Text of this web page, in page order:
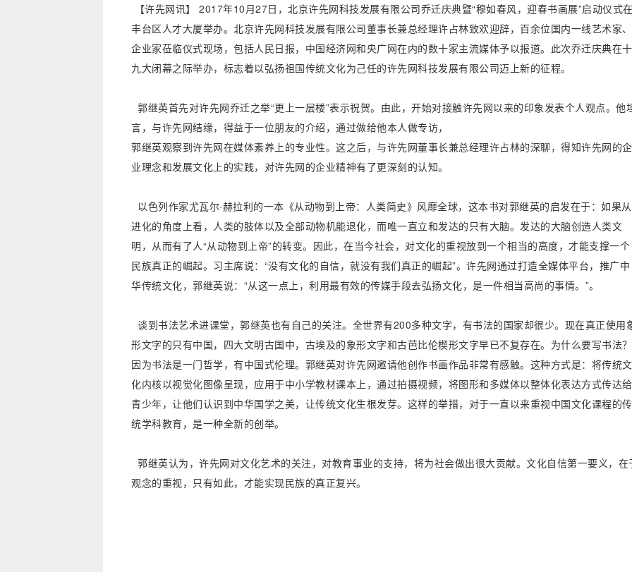
【许先网讯】 2017年10月27日，北京许先网科技发展有限公司乔迁庆典暨“穆如春风，迎春书画展”启动仪式在
丰台区人才大厦举办。北京许先网科技发展有限公司董事长兼总经理许占林致欢迎辞，百余位国内一线艺术家、
企业家莅临仪式现场，包括人民日报，中国经济网和央广网在内的数十家主流媒体予以报道。此次乔迁庆典在十
九大闭幕之际举办，标志着以弘扬祖国传统文化为己任的许先网科技发展有限公司迈上新的征程。
郭继英首先对许先网乔迁之举“更上一层楼”表示祝贺。由此，开始对接触许先网以来的印象发表个人观点。他
言，与许先网结缘，得益于一位朋友的介绍，通过做给他本人做专访，
郭继英观察到许先网在媒体素养上的专业性。这之后，与许先网董事长兼总经理许占林的深聊，得知许先网的企
业理念和发展文化上的实践，对许先网的企业精神有了更深刻的认知。
以色列作家尤瓦尔·赫拉利的一本《从动物到上帝：人类简史》风靡全球，这本书对郭继英的启发在于：如果从
进化的角度上看，人类的肢体以及全部动物机能退化，而唯一直立和发达的只有大脑。发达的大脑创造人类文
明，从而有了人“从动物到上帝”的转变。因此，在当今社会，对文化的重视放到一个相当的高度，才能支撑一个
民族真正的崛起。习主席说：“没有文化的自信，就没有我们真正的崛起”。许先网通过打造全媒体平台，推广中
华传统文化，郭继英说：“从这一点上，利用最有效的传媒手段去弘扬文化，是一件相当高尚的事情。”。
谈到书法艺术进课堂，郭继英也有自己的关注。全世界有200多种文字，有书法的国家却很少。现在真正使用
形文字的只有中国，四大文明古国中，古埃及的象形文字和古芭比伦楔形文字早已不复存在。为什么要写书法？
因为书法是一门哲学，有中国式伦理。郭继英对许先网邀请他创作书画作品非常有感触。这种方式是：将传统文
化内核以视觉化图像呈现，应用于中小学教材课本上，通过拍摄视频，将图形和多媒体以整体化表达方式传达给
青少年，让他们认识到中华国学之美，让传统文化生根发芽。这样的举措，对于一直以来重视中国文化课程的传
统学科教育，是一种全新的创举。
郭继英认为，许先网对文化艺术的关注，对教育事业的支持，将为社会做出很大贡献。文化自信第一要义，在
观念的重视，只有如此，才能实现民族的真正复兴。